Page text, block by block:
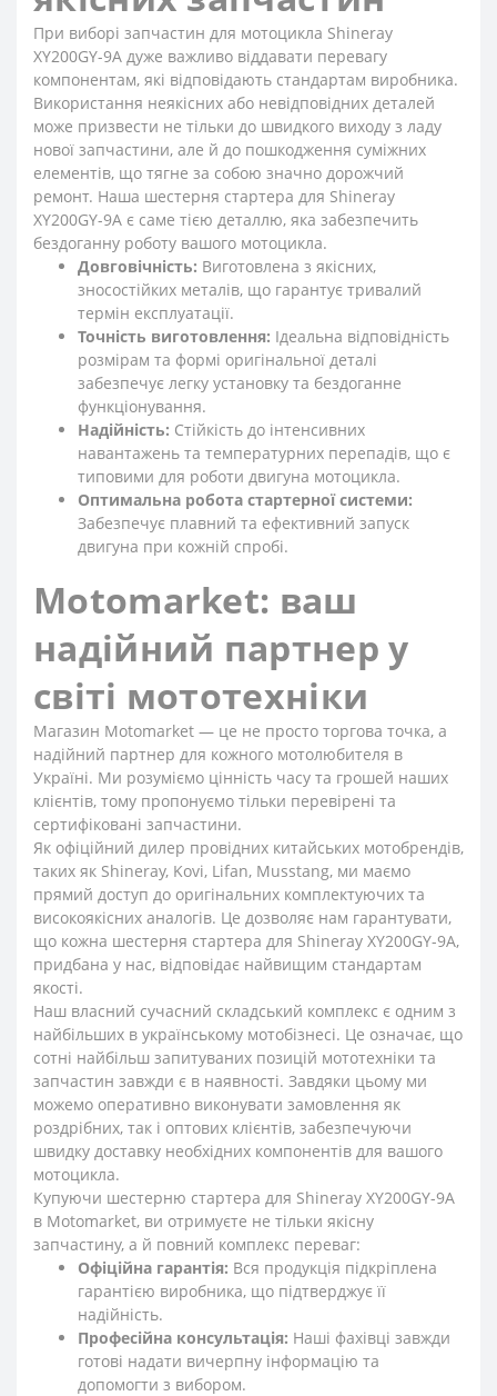
При виборі запчастин для мотоцикла Shineray
XY200GY-9A дуже важливо віддавати перевагу
компонентам, які відповідають стандартам виробника.
Використання неякісних або невідповідних деталей
може призвести не тільки до швидкого виходу з ладу
нової запчастини, але й до пошкодження суміжних
елементів, що тягне за собою значно дорожчий
ремонт. Наша шестерня стартера для Shineray
XY200GY-9A є саме тією деталлю, яка забезпечить
бездоганну роботу вашого мотоцикла.
Довговічність: Виготовлена з якісних,
зносостійких металів, що гарантує тривалий
термін експлуатації.
Точність виготовлення: Ідеальна відповідність
розмірам та формі оригінальної деталі
забезпечує легку установку та бездоганне
функціонування.
Надійність: Стійкість до інтенсивних
навантажень та температурних перепадів, що є
типовими для роботи двигуна мотоцикла.
Оптимальна робота стартерної системи:
Забезпечує плавний та ефективний запуск
двигуна при кожній спробі.
Motomarket: ваш
надійний партнер у
світі мототехніки
Магазин Motomarket — це не просто торгова точка, а
надійний партнер для кожного мотолюбителя в
Україні. Ми розуміємо цінність часу та грошей наших
клієнтів, тому пропонуємо тільки перевірені та
сертифіковані запчастини.
Як офіційний дилер провідних китайських мотобрендів,
таких як Shineray, Kovi, Lifan, Musstang, ми маємо
прямий доступ до оригінальних комплектуючих та
високоякісних аналогів. Це дозволяє нам гарантувати,
що кожна шестерня стартера для Shineray XY200GY-9A,
придбана у нас, відповідає найвищим стандартам
якості.
Наш власний сучасний складський комплекс є одним з
найбільших в українському мотобізнесі. Це означає, що
сотні найбільш запитуваних позицій мототехніки та
запчастин завжди є в наявності. Завдяки цьому ми
можемо оперативно виконувати замовлення як
роздрібних, так і оптових клієнтів, забезпечуючи
швидку доставку необхідних компонентів для вашого
мотоцикла.
Купуючи шестерню стартера для Shineray XY200GY-9A
в Motomarket, ви отримуєте не тільки якісну
запчастину, а й повний комплекс переваг:
Офіційна гарантія: Вся продукція підкріплена
гарантією виробника, що підтверджує її
надійність.
Професійна консультація: Наші фахівці завжди
готові надати вичерпну інформацію та
допомогти з вибором.